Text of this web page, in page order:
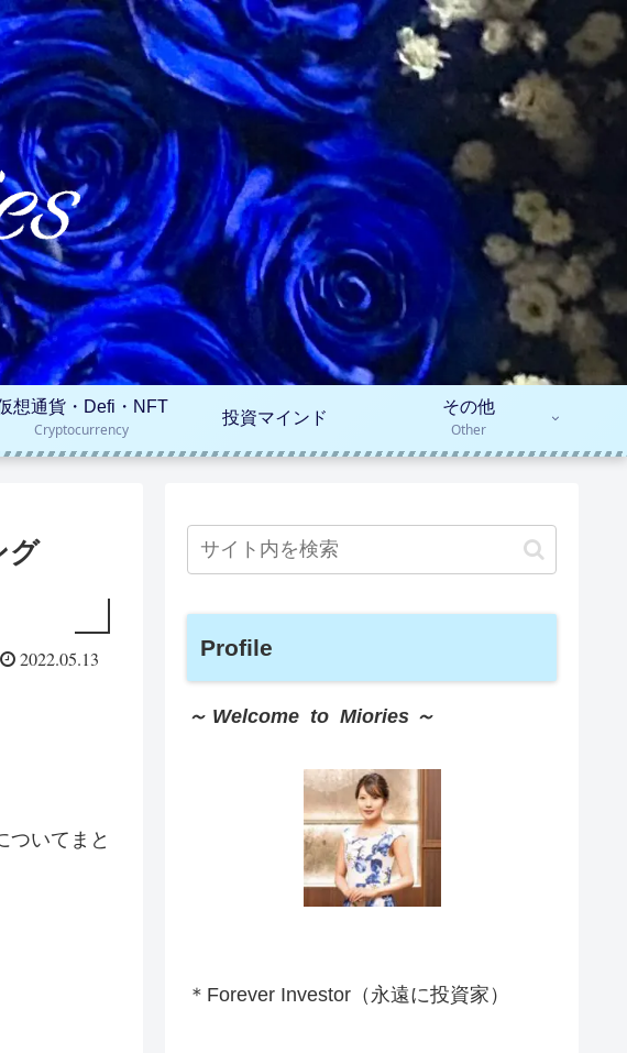
想通貨・Defi・NFT
Cryptocurrency
投資マインド
その他
Other
グ
2022.05.13
ついてまと
Profile
～ Welcome to Miories ～
＊Forever Investor （永遠に投資家）